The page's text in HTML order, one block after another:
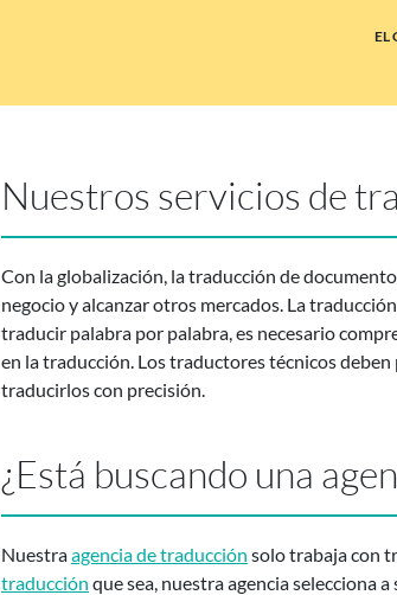
EL
Nuestros servicios de
Con la globalización, la traducción de
negocio y alcanzar otros mercados. La
traducir palabra por palabra, es necesario
en la traducción. Los traductores técnicos
traducirlos con precisión.
¿Está buscando una
Nuestraagencia de traducción solo trabaja con
traducción que sea, nuestra agencia selecciona